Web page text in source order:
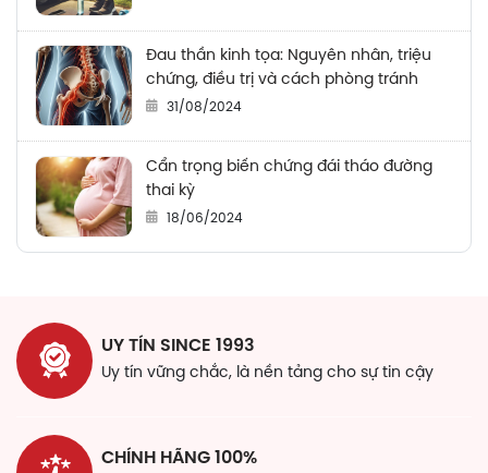
Đau thần kinh tọa: Nguyên nhân, triệu
chứng, điều trị và cách phòng tránh
31/08/2024
Cẩn trọng biến chứng đái tháo đường
thai kỳ
18/06/2024
UY TÍN SINCE 1993
Uy tín vững chắc, là nền tảng cho sự tin cậy
CHÍNH HÃNG 100%